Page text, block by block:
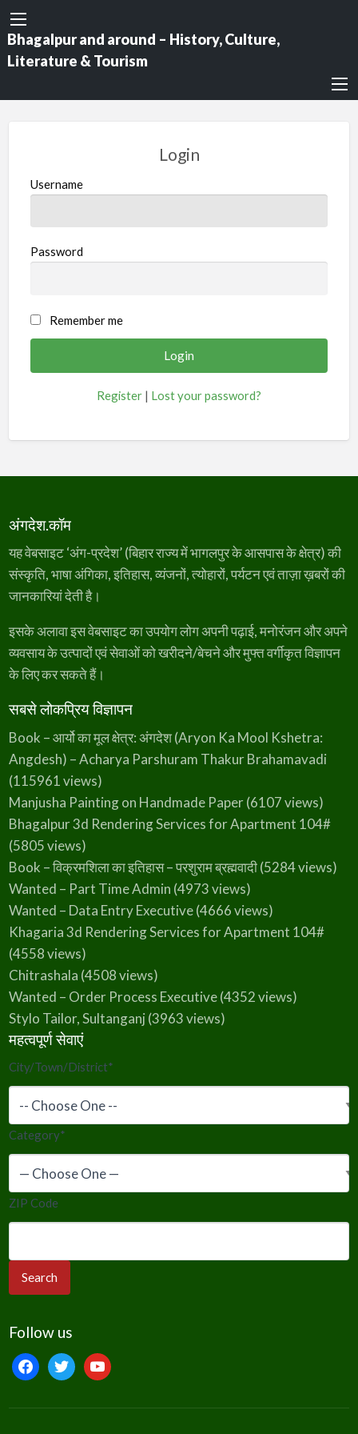
Bhagalpur and around – History, Culture,
Literature & Tourism
Login
Username
Password
Remember me
Register | Lost your password?
अंगदेश.कॉम
यह वेबसाइट ‘अंग-प्रदेश’ (बिहार राज्य में भागलपुर के आसपास के क्षेत्र) की
संस्कृति, भाषा अंगिका, इतिहास, व्यंजनों, त्योहारों, पर्यटन एवं ताज़ा ख़बरों की
जानकारियां देती है।
इसके अलावा इस वेबसाइट का उपयोग लोग अपनी पढ़ाई, मनोरंजन और अपने
व्यवसाय के उत्पादों एवं सेवाओं को खरीदने/बेचने और मुफ्त वर्गीकृत विज्ञापन
के लिए कर सकते हैं।
सबसे लोकप्रिय विज्ञापन
Book – आर्यो का मूल क्षेत्र: अंगदेश (Aryon Ka Mool Kshetra:
Angdesh) – Acharya Parshuram Thakur Brahamavadi
(115961 views)
Manjusha Painting on Handmade Paper(6107 views)
Bhagalpur 3d Rendering Services for Apartment 104#
(5805 views)
Book – विक्रमशिला का इतिहास – परशुराम ब्रह्मवादी(5284 views)
Wanted – Part Time Admin (4973 views)
Wanted – Data Entry Executive(4666 views)
Khagaria 3d Rendering Services for Apartment 104#
(4558 views)
Chitrashala (4508 views)
Wanted – Order Process Executive(4352 views)
Stylo Tailor, Sultanganj (3963 views)
महत्वपूर्ण सेवाएं
City/Town/District*
Category*
ZIP Code
Follow us
facebooktwitteryoutube